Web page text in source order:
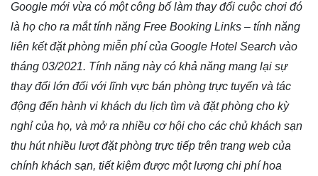
Google mới vừa có một công bố làm thay đổi cuộc chơi đó
là họ cho ra mắt tính năng Free Booking Links – tính năng
liên kết đặt phòng miễn phí của Google Hotel Search vào
tháng 03/2021. Tính năng này có khả năng mang lại sự
thay đổi lớn đối với lĩnh vực bán phòng trực tuyến và tác
động đến hành vi khách du lịch tìm và đặt phòng cho kỳ
nghỉ của họ, và mở ra nhiều cơ hội cho các chủ khách sạn
thu hút nhiều lượt đặt phòng trực tiếp trên trang web của
chính khách sạn, tiết kiệm được một lượng chi phí hoa